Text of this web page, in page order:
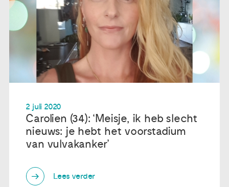
2 juli 2020
Carolien (34): ‘Meisje, ik heb slecht
nieuws: je hebt het voorstadium
van vulvakanker’
Lees verder